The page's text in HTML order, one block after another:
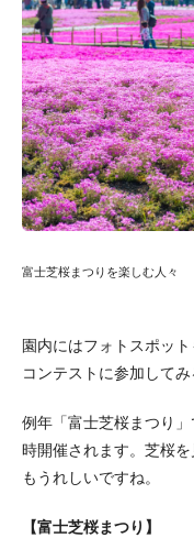
富士芝桜まつりを楽しむ人々
園内にはフォトスポッ
コンテストに参加してみ
例年「富士芝桜まつり
時開催されます。芝桜
もうれしいですね。
【富士芝桜まつり】